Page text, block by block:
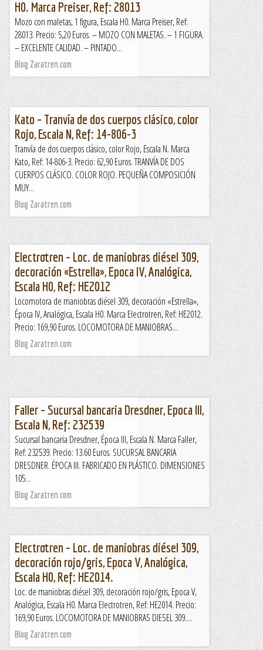
H0. Marca Preiser, Ref: 28013
Mozo con maletas, 1 figura, Escala H0. Marca Preiser, Ref:
28013. Precio: 5,20 Euros. – MOZO CON MALETAS. – 1 FIGURA.
– EXCELENTE CALIDAD. – PINTADO...
Blog Zaratren.com
Kato – Tranvía de dos cuerpos clásico, color
Rojo, Escala N, Ref: 14-806-3
Tranvía de dos cuerpos clásico, color Rojo, Escala N. Marca
Kato, Ref: 14-806-3. Precio: 62,90 Euros. TRANVÍA DE DOS
CUERPOS CLÁSICO. COLOR ROJO. PEQUEÑA COMPOSICIÓN
MUY...
Blog Zaratren.com
Electrotren – Loc. de maniobras diésel 309,
decoración «Estrella», Epoca IV, Analógica,
Escala H0, Ref: HE2012
Locomotora de maniobras diésel 309, decoración «Estrella»,
Época IV, Analógica, Escala H0. Marca Electrotren, Ref: HE2012.
Precio: 169,90 Euros. LOCOMOTORA DE MANIOBRAS...
Blog Zaratren.com
Faller – Sucursal bancaria Dresdner, Epoca III,
Escala N, Ref: 232539
Sucursal bancaria Dresdner, Época III, Escala N. Marca Faller,
Ref: 232539. Precio: 13.60 Euros. SUCURSAL BANCARIA
DRESDNER. ÉPOCA III. FABRICADO EN PLÁSTICO. DIMENSIONES
105...
Blog Zaratren.com
Electrotren – Loc. de maniobras diésel 309,
decoración rojo/gris, Epoca V, Analógica,
Escala H0, Ref: HE2014.
Loc. de maniobras diésel 309, decoración rojo/gris, Epoca V,
Analógica, Escala H0. Marca Electrotren, Ref: HE2014. Precio:
169,90 Euros. LOCOMOTORA DE MANIOBRAS DIESEL 309....
Blog Zaratren.com